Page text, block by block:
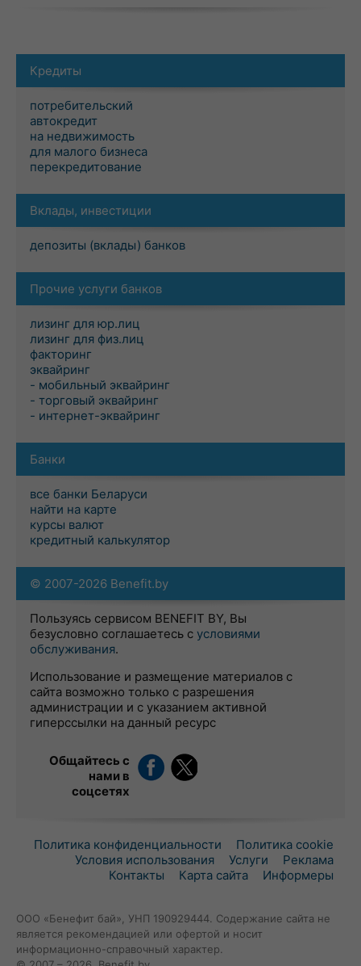
Кредиты
потребительский
автокредит
на недвижимость
для малого бизнеса
перекредитование
Вклады, инвестиции
депозиты (вклады) банков
Прочие услуги банков
лизинг для юр.лиц
лизинг для физ.лиц
факторинг
эквайринг
- мобильный эквайринг
- торговый эквайринг
- интернет-эквайринг
Банки
все банки Беларуси
найти на карте
курсы валют
кредитный калькулятор
© 2007-2026 Benefit.by
Пользуясь сервисом BENEFIT BY, Вы
безусловно соглашаетесь с условиями
обслуживания.
Использование и размещение материалов с
сайта возможно только с разрешения
администрации и с указанием активной
гиперссылки на данный ресурс
Общайтесь с
нами в
соцсетях
Политика конфиденциальности
Политика cookie
Условия использования
Услуги
Реклама
Контакты
Карта сайта Информеры
ООО «Бенефит бай», УНП 190929444. Содержание сайта не
является рекомендацией или офертой и носит
информационно-справочный характер.